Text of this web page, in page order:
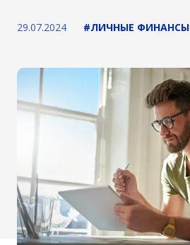
29.07.2024 #ЛИЧНЫЕ ФИНАНСЫ